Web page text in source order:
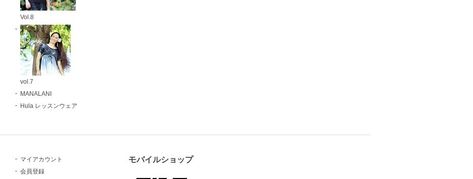
Vol.8
vol.7
MANALANI
Hula レッスンウェア
マイアカウント
会員登録
モバイルショップ